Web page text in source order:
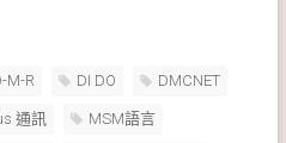
M-R DI DO DMCNET
通訊 MSM語言